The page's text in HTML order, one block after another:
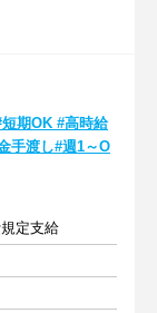
短期OK #高時給
手渡し#週1～O
定支給